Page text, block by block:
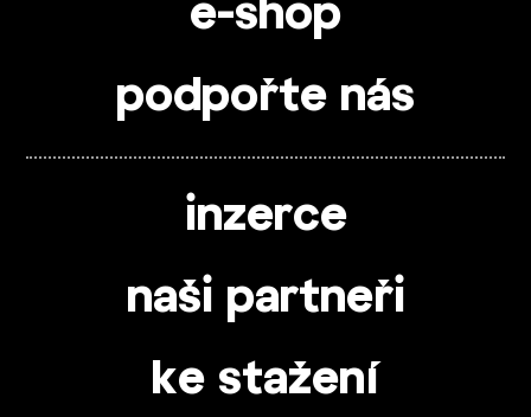
e-shop
podpořte nás
inzerce
naši partneři
ke stažení